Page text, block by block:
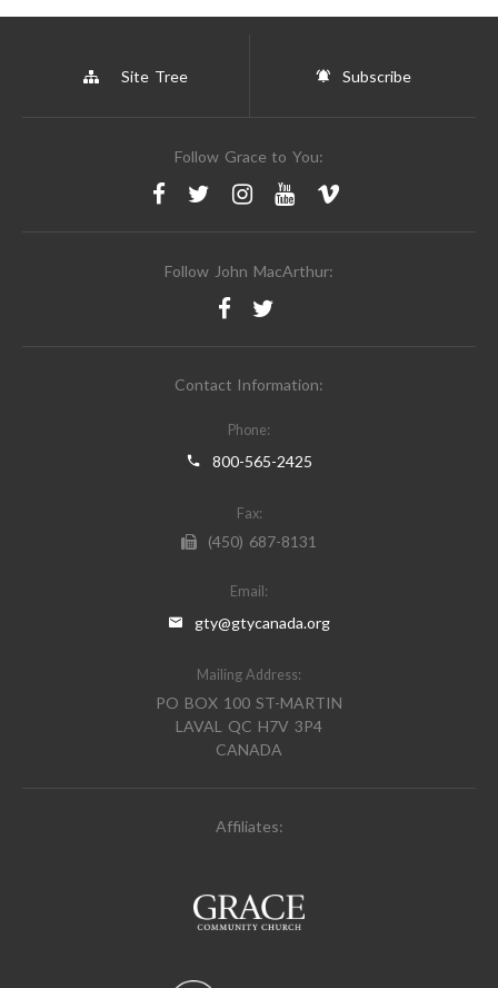
Site Tree Subscribe
Follow Grace to You:
Follow John MacArthur:
Contact Information:
Phone:
800-565-2425
Fax:
(450) 687-8131
Email:
gty@gtycanada.org
Mailing Address:
PO BOX 100 ST-MARTIN
LAVAL QC H7V 3P4
CANADA
Affiliates: